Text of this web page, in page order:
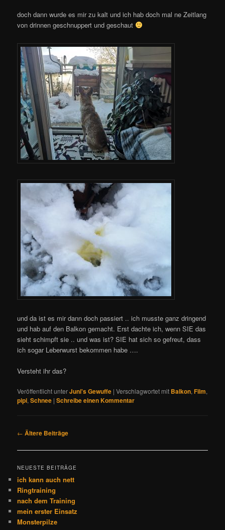
doch dann wurde es mir zu kalt und ich hab doch mal ne Zeitlang
von drinnen geschnuppert und geschaut
und da ist es mir dann doch passiert .. ich musste ganz dringend
und hab auf den Balkon gemacht. Erst dachte ich, wenn SIE das
sieht schimpft sie .. und was ist? SIE hat sich so gefreut, dass
ich sogar Leberwurst bekommen habe ….
Versteht ihr das?
Veröffentlicht unterJuni's Gewuffe |Verschlagwortet mit Balkon,Film,
pipi,Schnee |Schreibe einen Kommentar
Beitrags-
← Ältere Beiträge
NEUESTE BEITRÄGE
ich kann auch nett
Ringtraining
nach dem Training
mein erster Einsatz
Monsterpilze